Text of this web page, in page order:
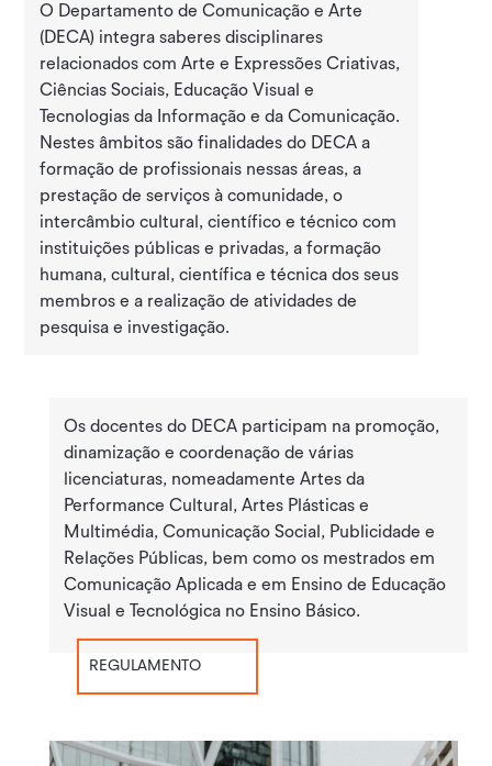
O Departamento de Comunicação e Arte
(DECA) integra saberes disciplinares
relacionados com Arte e Expressões Criativas,
Ciências Sociais, Educação Visual e
Tecnologias da Informação e da Comunicação.
Nestes âmbitos são finalidades do DECA a
formação de profissionais nessas áreas, a
prestação de serviços à comunidade, o
intercâmbio cultural, científico e técnico com
instituições públicas e privadas, a formação
humana, cultural, científica e técnica dos seus
membros e a realização de atividades de
pesquisa e investigação.
Os docentes do DECA participam na promoção,
dinamização e coordenação de várias
licenciaturas, nomeadamente Artes da
Performance Cultural, Artes Plásticas e
Multimédia, Comunicação Social, Publicidade e
Relações Públicas, bem como os mestrados em
Comunicação Aplicada e em Ensino de Educação
Visual e Tecnológica no Ensino Básico.
REGULAMENTO